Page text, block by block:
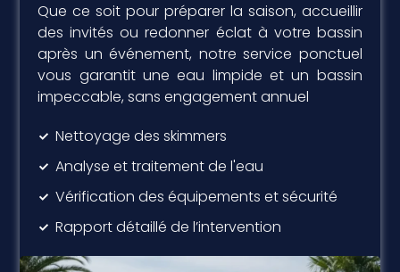
Que ce soit pour préparer la saison, accueillir
des invités ou redonner éclat à votre bassin
après un événement, notre service ponctuel
vous garantit une eau limpide et un bassin
impeccable, sans engagement annuel
Nettoyage des skimmers
Analyse et traitement de l'eau
Vérification des équipements et sécurité
Rapport détaillé de l’intervention